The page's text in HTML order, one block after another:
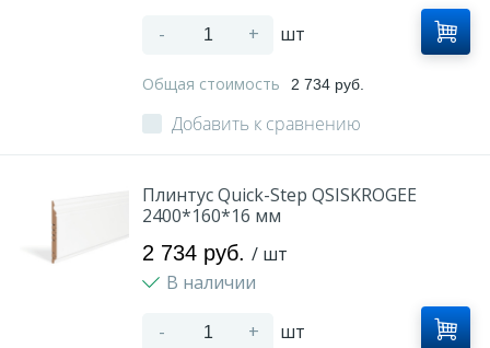
- + шт
Общая стоимость 2 734 руб.
Добавить к сравнению
Плинтус Quick-Step QSISKROGEE
2400*160*16 мм
2 734 руб. / шт
В наличии
- + шт